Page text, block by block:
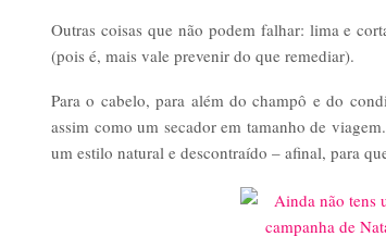
Outras coisas que não podem falhar: lima e
(pois é, mais vale prevenir do que remediar).
Para o cabelo, para além do champô e do
assim como um secador em tamanho de
um estilo natural e descontraído – afinal, para